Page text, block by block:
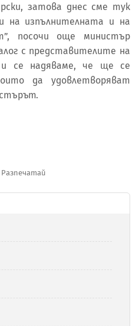
затова днес сме тук
на изпълнителната и на
посочи още министър
с представителите на
и се надяваме, че ще се
да удовлетворяват
Разпечатай